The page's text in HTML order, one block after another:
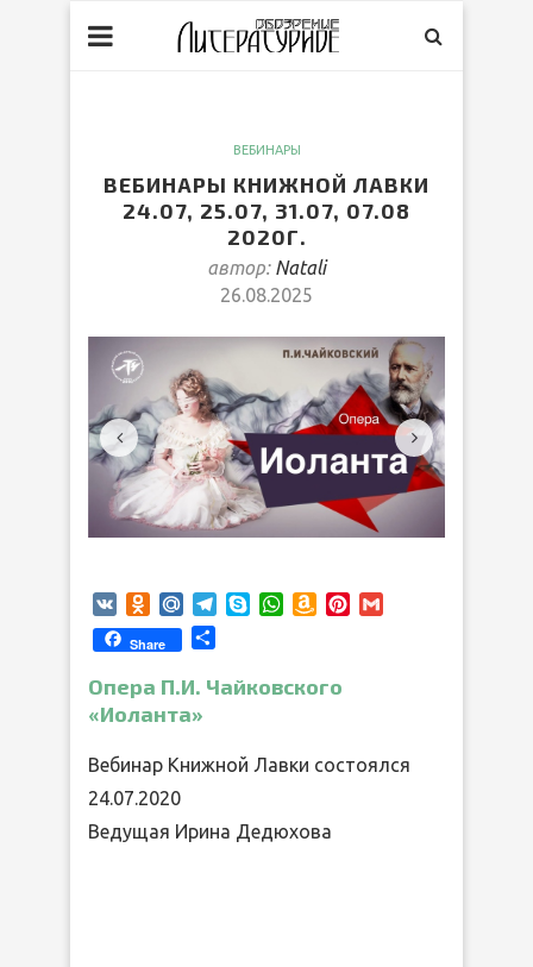
ВЕБИНАРЫ
ВЕБИНАРЫ КНИЖНОЙ ЛАВКИ
24.07, 25.07, 31.07, 07.08
2020Г.
автор: Natali
26.08.2025
VK Odnoklassniki
Mail.RuTelegram
SkypeWhatsApp
AmazonPinterest
Share
Опера П.И. Чайковского
«Иоланта»
Вебинар Книжной Лавки состоялся
24.07.2020
Ведущая Ирина Дедюхова